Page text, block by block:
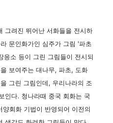
그려진 뛰어난 서화들을 전시하
문인화가인 심주가 그림 '파초
응소 등이 그린 그림들이 전시되
보여주는 대나무, 파초, 도화
그린 그림인데, 우리나라의 조
인다. 청나라때 중국 회화는 국
회화 기법이 반영되어 이전의